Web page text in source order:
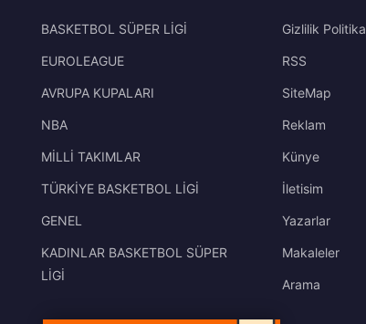
BASKETBOL SÜPER LİGİ
EUROLEAGUE
AVRUPA KUPALARI
NBA
MİLLİ TAKIMLAR
TÜRKİYE BASKETBOL LİGİ
GENEL
KADINLAR BASKETBOL SÜPER
LİGİ
Gizlilik
RSS
SiteMap
Reklam
Künye
İletisim
Yazarlar
Makaleler
Arama